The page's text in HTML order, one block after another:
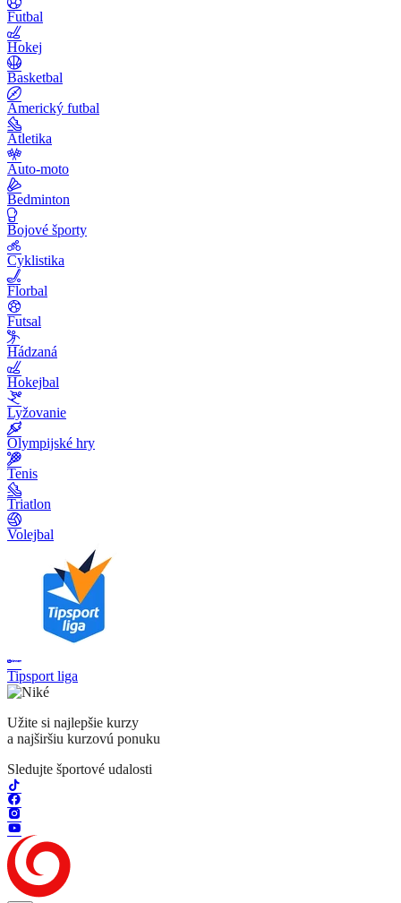
Futbal
Hokej
Basketbal
Americký futbal
Atletika
Auto-moto
Bedminton
Bojové športy
Cyklistika
Florbal
Futsal
Hádzaná
Hokejbal
Lyžovanie
Olympijské hry
Tenis
Triatlon
Volejbal
Tipsport liga
Užite si najlepšie kurzy
a najširšiu kurzovú ponuku
Sledujte športové udalosti